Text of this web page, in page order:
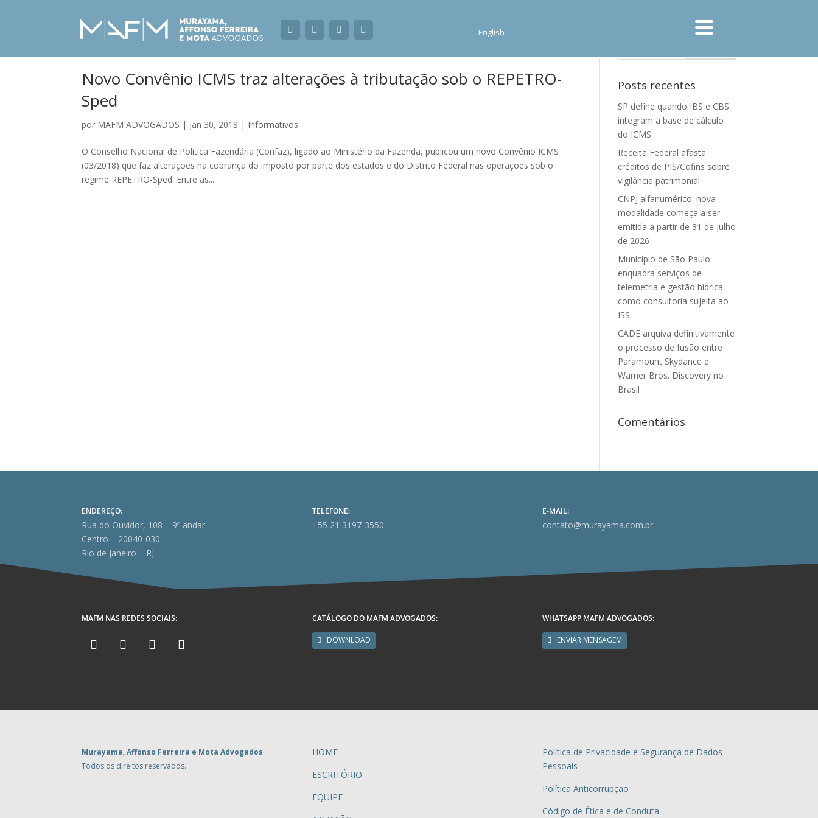
English
Novo Convênio ICMS traz alterações à tributação sob o REPETRO-
Sped
por MAFM ADVOGADOS | jan 30, 2018 | Informativos
O Conselho Nacional de Política Fazendária (Confaz), ligado ao Ministério da Fazenda, publicou um novo Convênio ICMS
(03/2018) que faz alterações na cobrança do imposto por parte dos estados e do Distrito Federal nas operações sob o
regime REPETRO-Sped. Entre as...
Posts recentes
SP define quando IBS e CBS
integram a base de cálculo
do ICMS
Receita Federal afasta
créditos de PIS/Cofins sobre
vigilância patrimonial
CNPJ alfanumérico: nova
modalidade começa a ser
emitida a partir de 31 de julho
de 2026
Município de São Paulo
enquadra serviços de
telemetria e gestão hídrica
como consultoria sujeita ao
ISS
CADE arquiva definitivamente
o processo de fusão entre
Paramount Skydance e
Warner Bros. Discovery no
Brasil
Comentários
ENDEREÇO:
Rua do Ouvidor, 108 – 9º andar
Centro – 20040-030
Rio de Janeiro – RJ
TELEFONE:
+55 21 3197-3550
E-MAIL:
contato@murayama.com.br
MAFM NAS REDES SOCIAIS: CATÁLOGO DO MAFM ADVOGADOS:
DOWNLOAD
WHATSAPP MAFM ADVOGADOS:
ENVIAR MENSAGEM
Murayama, Affonso Ferreira e Mota Advogados.
Todos os direitos reservados.
HOME
ESCRITÓRIO
EQUIPE
Política de Privacidade e Segurança de Dados
Pessoais
Política Anticorrupção
Código de Ética e de Conduta